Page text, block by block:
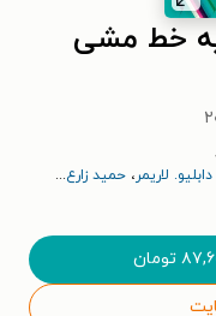
خط مشی
لاریمر، حمید زارع...
تومان